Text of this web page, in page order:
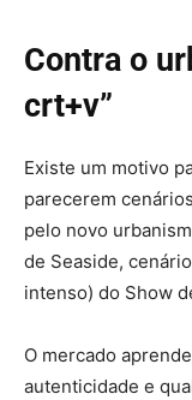
Contra o
crt+v”
Existe um motivo
parecerem
pelo novo
de Seaside,
intenso) do Show
O mercado
autenticidade e